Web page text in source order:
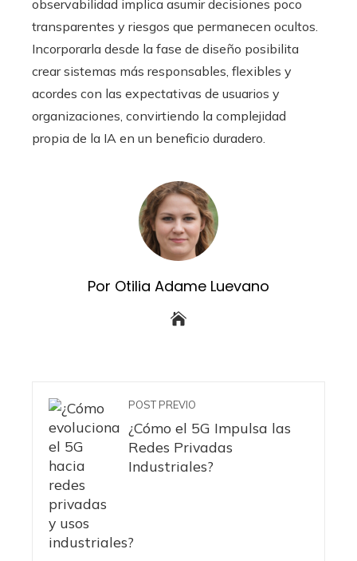
observabilidad implica asumir decisiones poco
transparentes y riesgos que permanecen ocultos.
Incorporarla desde la fase de diseño posibilita
crear sistemas más responsables, flexibles y
acordes con las expectativas de usuarios y
organizaciones, convirtiendo la complejidad
propia de la IA en un beneficio duradero.
Por Otilia Adame Luevano
POST PREVIO
¿Cómo el 5G Impulsa las
Redes Privadas
Industriales?